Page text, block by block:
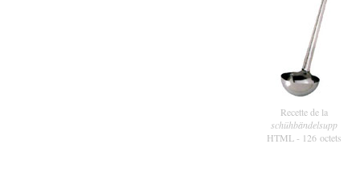
Recette de la
schühbändelsupp
HTML- 126 octets